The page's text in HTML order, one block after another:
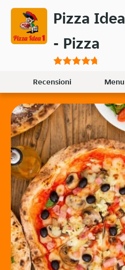
Passa
contenuto
principale
Pizza Idea
- Pizza
Recensioni Menu